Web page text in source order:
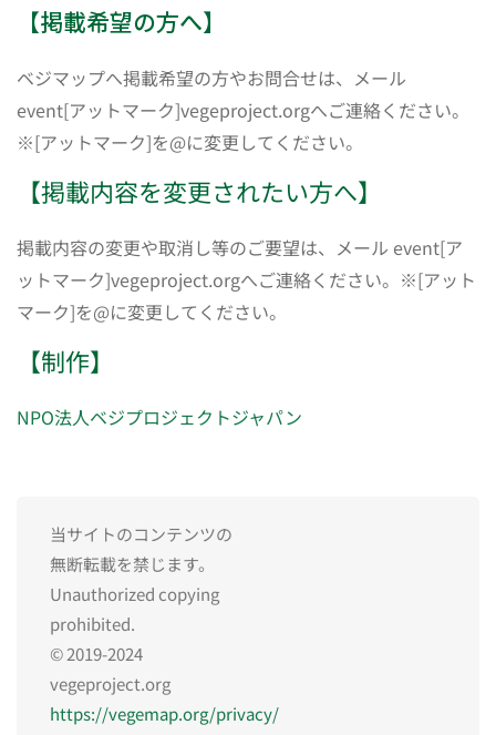
【掲載希望の方へ】
ベジマップへ掲載希望の方やお問合せは、メール
event[アットマーク]vegeproject.orgへご連絡ください。
※[アットマーク]を@に変更してください。
【掲載内容を変更されたい方へ】
掲載内容の変更や取消し等のご要望は、メール event[ア
ットマーク]vegeproject.orgへご連絡ください。※[アット
マーク]を@に変更してください。
【制作】
NPO法人ベジプロジェクトジャパン
当サイトのコンテンツの
無断転載を禁じます。
Unauthorized copying
prohibited.
© 2019-2024
vegeproject.org
https://vegemap.org/privacy/